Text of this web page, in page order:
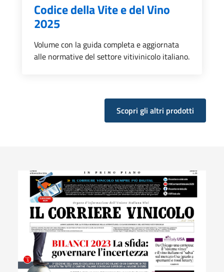
Codice della Vite e del Vino
2025
Volume con la guida completa e aggiornata
alle normative del settore vitivinicolo italiano.
Scopri gli altri prodotti